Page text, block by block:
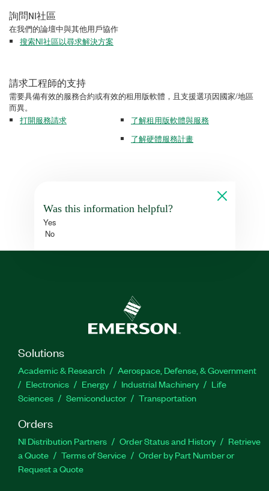
詢問NI社區
在我們的論壇中與其他用戶協作
搜索NI社區以尋求解決方案
請求工程師的支持
需要具備有效的服務合約或有效的租用版軟體，且支援選項因國家/地區
而異。
打開服務請求
了解租用版軟體與服務
了解硬體服務計畫
Was this information helpful?
Yes
No
Solutions
Academic & Research
Aerospace, Defense, & Government
Electronics
Energy Industrial Machinery
Life
Sciences
Semiconductor Transportation
Orders
NI Distribution Partners Order Status and History
Retrieve
a Quote
Terms of Service
Order by Part Number or
Request a Quote